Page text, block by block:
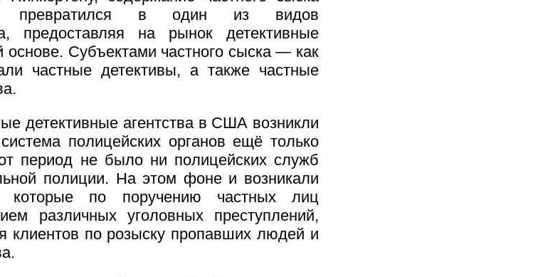
превратился в один из видов
предоставляя на рынок детективные
основе. Субъектами частного сыска — как
частные детективы, а также частные
детективные агентства в США возникли
полицейских органов ещё только
период не было ни полицейских служб
полиции. На этом фоне и возникали
которые по поручению частных лиц
различных уголовных преступлений,
клиентов по розыску пропавших людей и